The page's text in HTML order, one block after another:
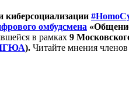
киберсоциализации
омбудсмена
в рамках 9
). Читайте мнения